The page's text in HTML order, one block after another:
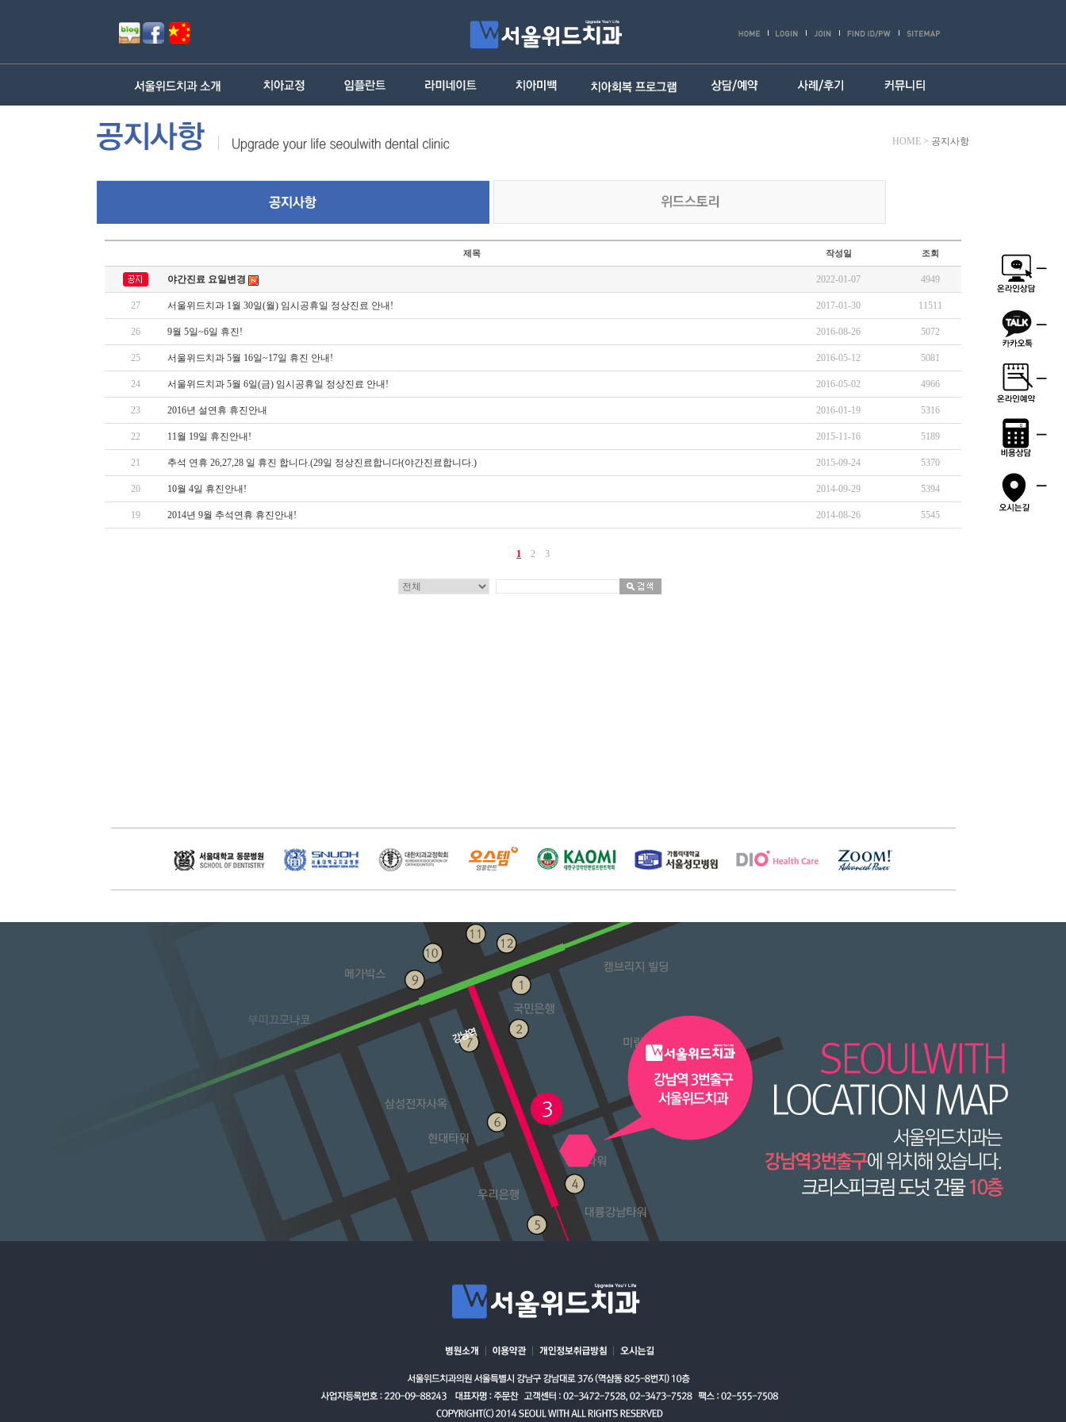
HOME > 공지사항
제목 작성일 조회
야간진료 요일변경 2022-01-07 4949
27 서울위드치과 1월 30일(월) 임시공휴일 정상진료 안내! 2017-01-30 11511
26 9월 5일~6일 휴진! 2016-08-26 5072
25 서울위드치과 5월 16일~17일 휴진 안내! 2016-05-12 5081
24 서울위드치과 5월 6일(금) 임시공휴일 정상진료 안내! 2016-05-02 4966
23 2016년 설연휴 휴진안내 2016-01-19 5316
22 11월 19일 휴진안내! 2015-11-16 5189
21 추석 연휴 26,27,28 일 휴진 합니다.(29일 정상진료합니다(야간진료합니다.) 2015-09-24 5370
20 10월 4일 휴진안내! 2014-09-29 5394
19 2014년 9월 추석연휴 휴진안내! 2014-08-26 5545
1 2 3